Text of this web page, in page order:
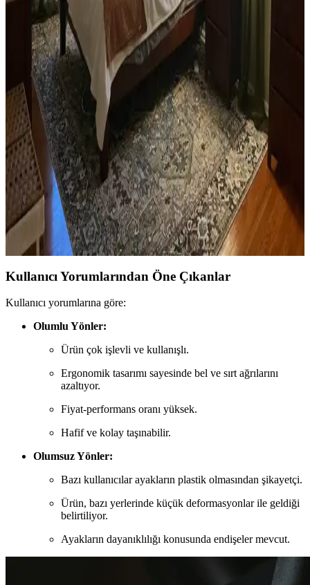
Yan sehpa boyamada renk seçimi, mobilya ve dekorasyon uyumu
açısından önemlidir. Koyu tonlar, sıcak renkler ve doğal ahşap
görünümü seçenekleriyle estetik sonuçlar elde edilir.
Ev Kütüphanesi Yenileme: Renk, Dekorasyon ve
Konforun Dengeli Buluşması
Ev kütüphanesi yenilemesinde renklerin rahatlatıcı etkisi, kişisel
dekoratif öğeler ve konforlu mobilyalar ön plandadır. Tavan boyama
ve raf düzeni mekânın atmosferini zenginleştirir.
Yatak Odası Düzeni ve Dekorasyonunda Doğru
Yerleşim ve Tasarım İpuçları
Yatak odasında doğru mobilya yerleşimi, renk uyumu, aydınlatma
ve kişisel dokunuşlarla mekanın fonksiyonelliği ve estetiği artırılır.
Bu ipuçlarıyla odanız daha dengeli ve sıcak bir hale gelir.
Kullanıcı Yorumlarından Öne Çıkanlar
Kullanıcı yorumlarına göre:
Olumlu Yönler:
Ürün çok işlevli ve kullanışlı.
Ergonomik tasarımı sayesinde bel ve sırt ağrılarını
azaltıyor.
Fiyat-performans oranı yüksek.
Hafif ve kolay taşınabilir.
Olumsuz Yönler:
Bazı kullanıcılar ayakların plastik olmasından şikayetçi.
Ürün, bazı yerlerinde küçük deformasyonlar ile geldiği
belirtiliyor.
Ayakların dayanıklılığı konusunda endişeler mevcut.